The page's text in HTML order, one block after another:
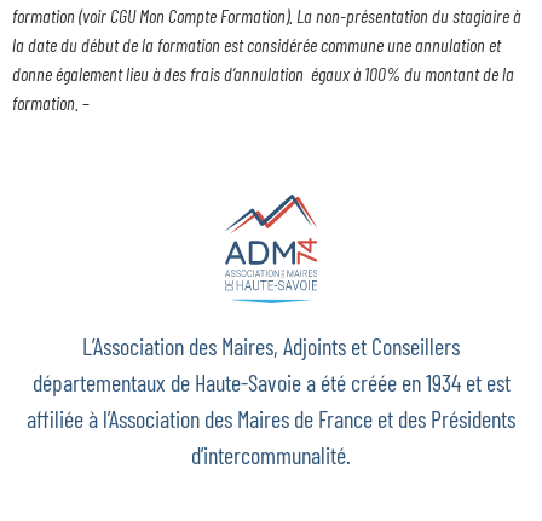
formation (voir CGU Mon Compte Formation). La non-présentation du stagiaire à
la date du début de la formation est considérée commune une annulation et
donne également lieu à des frais d’annulation égaux à 100% du montant de la
formation. –
L’Association des Maires, Adjoints et Conseillers
départementaux de Haute-Savoie a été créée en 1934 et est
affiliée à l’Association des Maires de France et des Présidents
d’intercommunalité.